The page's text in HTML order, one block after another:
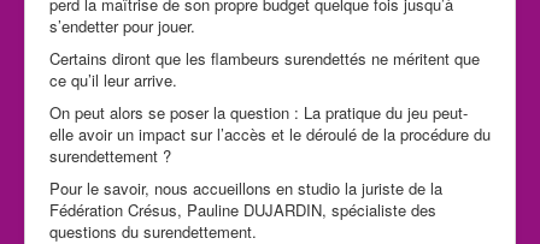
s’endetter pour jouer.
Certains diront que les flambeurs surendettés ne méritent que
ce qu’il leur arrive.
On peut alors se poser la question : La pratique du jeu peut-
elle avoir un impact sur l’accès et le déroulé de la procédure du
surendettement ?
Pour le savoir, nous accueillons en studio la juriste de la
Fédération Crésus, Pauline DUJARDIN, spécialiste des
questions du surendettement.